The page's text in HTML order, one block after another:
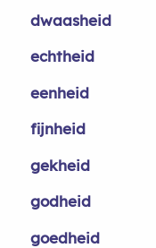
dwaasheid
echtheid
eenheid
fijnheid
gekheid
godheid
goedheid